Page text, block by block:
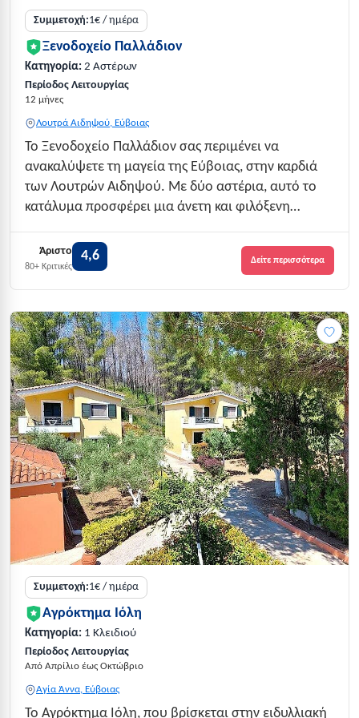
Συμμετοχή:1€ / ημέρα
Ξενοδοχείο Παλλάδιον
Κατηγορία: 2 Αστέρων
Περίοδος Λειτουργίας
12 μήνες
Λουτρά Αιδηψού, Εύβοιας
Το Ξενοδοχείο Παλλάδιον σας περιμένει να
ανακαλύψετε τη μαγεία της Εύβοιας, στην καρδιά
των Λουτρών Αιδηψού. Με δύο αστέρια, αυτό το
κατάλυμα προσφέρει μια άνετη και φιλόξενη
που αναζητούν ποιοτικές διακοπές σε προσιτές
τιμές. Με δυναμικότητα 60 επισκεπτών, το
Παλλάδιον...
Άριστο
80+ Κριτικές
4,6 Δείτε περισσότερα
Συμμετοχή:1€ / ημέρα
Αγρόκτημα Ιόλη
Κατηγορία: 1 Κλειδιού
Περίοδος Λειτουργίας
Από Απρίλιο έως Οκτώβριο
Αγία Άννα, Εύβοιας
Το Αγρόκτημα Ιόλη, που βρίσκεται στην ειδυλλιακή